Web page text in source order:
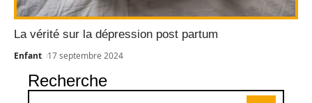
La vérité sur la dépression post partum
Enfant 17 septembre 2024
Recherche